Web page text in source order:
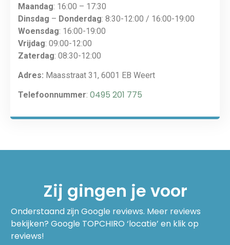
Maandag: 16:00 – 17:30
Dinsdag – Donderdag: 8:30-12:00 / 16:00-19:00
Woensdag: 16:00-19:00
Vrijdag: 09:00-12:00
Zaterdag: 08:30-12:00
Adres: Maasstraat 31, 6001 EB Weert
Telefoonnummer: 0495 201 775
Zij gingen je voor
Onderstaand zijn Google reviews. Meer reviews
bekijken? Google TOPCHIRO ‘locatie’ en klik op
reviews!